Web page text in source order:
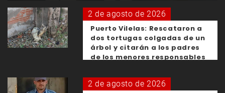
2 de agosto de 2026
Puerto Vilelas: Rescataron a
dos tortugas colgadas de un
árbol y citarán a los padres
de los menores responsables
2 de agosto de 2026